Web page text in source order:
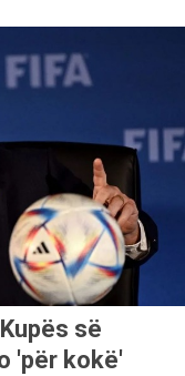
së
'për kokë'